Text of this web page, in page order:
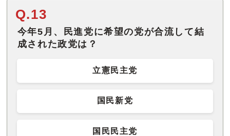
Q.13
今年5月、民進党に希望の党が合流して結
成された政党は？
立憲民主党
国民新党
国民民主党